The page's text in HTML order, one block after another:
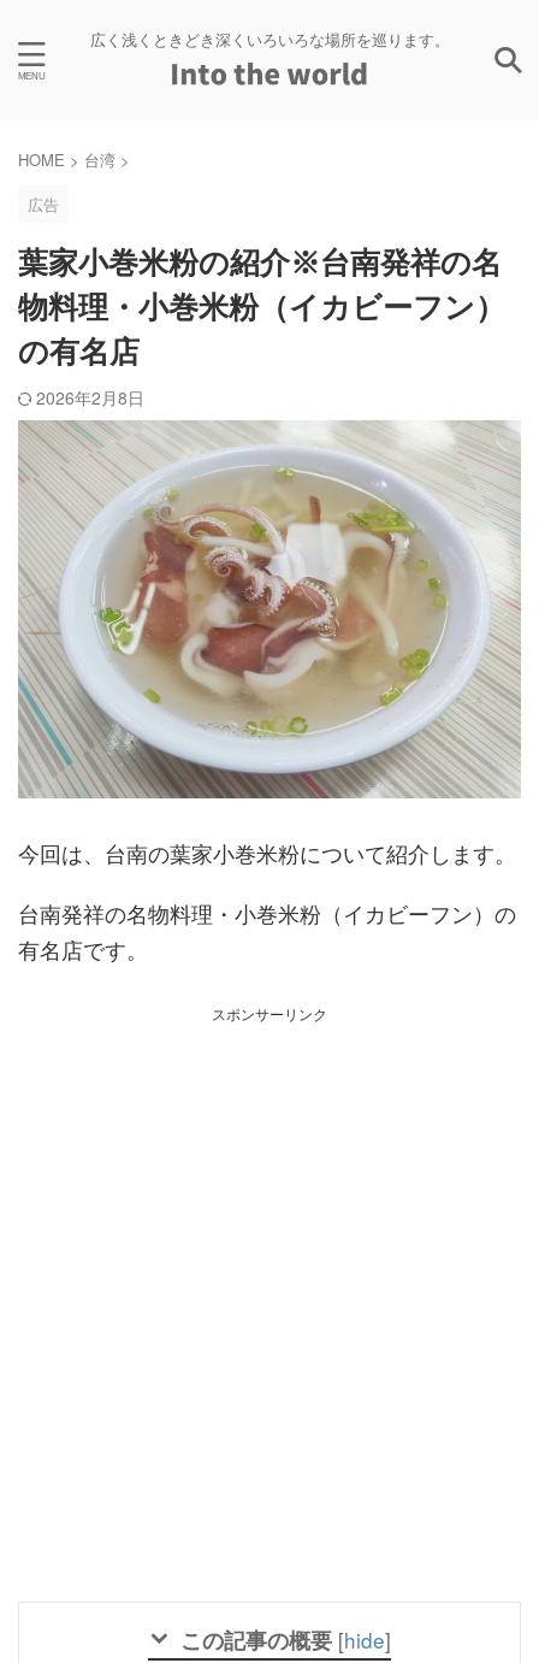
広く浅くときどき深くいろいろな場所を巡ります。
HOME > 台湾 >
広告
葉家小巻米粉の紹介※台南発祥の名
物料理・小巻米粉（イカビーフン）
の有名店
2026年2月8日
今回は、台南の葉家小巻米粉について紹介します。
台南発祥の名物料理・小巻米粉（イカビーフン）の
有名店です。
スポンサーリンク
この記事の概要 [hide]